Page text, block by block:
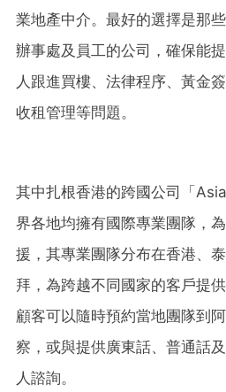
業地產中介。最好的選擇是那
辦事處及員工的公司，確保能
人跟進買樓、法律程序、黃金
收租管理等問題。
其中扎根香港的跨國公司「
界各地均擁有國際專業團隊，
援，其專業團隊分布在香港、
拜，為跨越不同國家的客戶提
顧客可以隨時預約當地團隊到
察，或與提供廣東話、普通話
人諮詢。